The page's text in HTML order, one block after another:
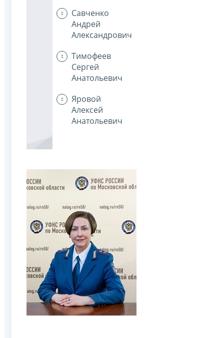
Савченко
Андрей
Александрович
Тимофеев
Сергей
Анатольевич
Яровой
Алексей
Анатольевич